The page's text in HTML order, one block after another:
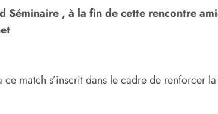
Séminaire , à la fin de cette rencontre
match s’inscrit dans le cadre de